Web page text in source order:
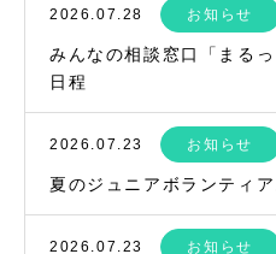
2026.07.28 お知らせ
みんなの相談窓口「まる
日程
2026.07.23 お知らせ
夏のジュニアボランティ
2026.07.23 お知らせ